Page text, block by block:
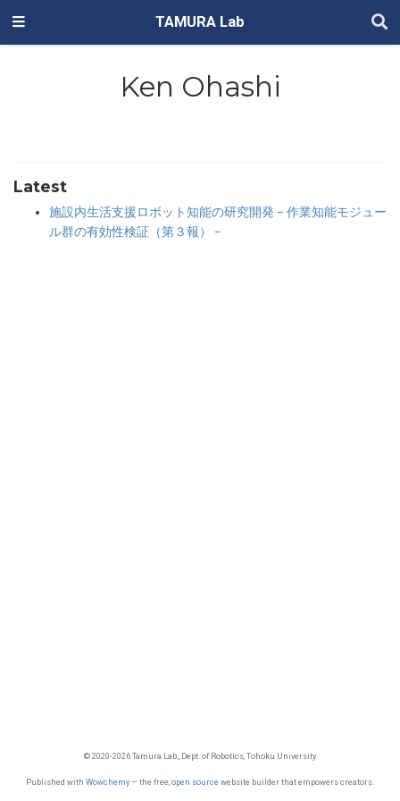
TAMURA Lab
Ken Ohashi
Latest
施設内生活支援ロボット知能の研究開発 − 作業知能モジュー
ル群の有効性検証（第３報） −
© 2020-2026 Tamura Lab., Dept. of Robotics, Tohoku University
Published with Wowchemy— the free, open source website builder that empowers creators.